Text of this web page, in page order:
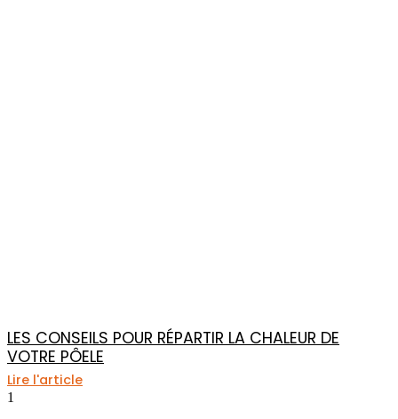
LES CONSEILS POUR RÉPARTIR LA CHALEUR DE
VOTRE PÔELE
Lire l'article